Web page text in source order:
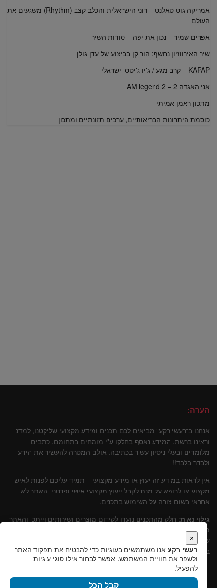
אמריקה גוט טאלנט – רוני הישראלית והכלב קצב (Rhythm) משגעים את
העולם
אפרים שמיר – נכון את יפה – סודות השיר
שיר האירווזיון נחשף: הוריקן בביצוע של עדן גולן
KAPAP – קרב מגע / ג'יו ג'יטסו ישראלי
אני האגדה 2 – I AM legend 2
מתכון ראמן אמיתי
כוסמת היתרונות הבריאותיים, ערכים תזונתיים ומתכון
הערה:
אנחנו ב"רעשי רקע" מביאים לכם תכנים ומידע מקצועי שליקטנו, למדנו
וראינו ברשת. המידע נאסף בחלקו ע"י מומחים בתחומם, כתבים
מלומדים ובעלי ניסיון עשיר בכתיבה. אולם המטרה להעשיר את הידע
ולבדר בלבד!!
אין לראות במידע זה יעוץ או מידע מקצועי – תמיד עליכם לפנות לאיש
מקצוע או לרופא על מנת לקבל ייעוץ מקצועי אישי ופרטני. האתר לא
אחראי בשום צורה על השימוש בתכנים.
גילוי נאות: חלק מהתכנים נועדו לקידום מוצרים ושירותים וייתכן והאתר
מקבל עליהם עמלות שונות. אולם, נבהיר, שתמיד עומדת מולנו טובתו
של הקורא ולכן תמיד נמליץ על שירותים ומוצרים שלדעתינו עומדים
בסטנרט איכותי וקידומם יכול להוות תרומה לקוראים.
×
רעשי רקע אנו משתמשים בעוגיות כדי להבטיח את תפקוד האתר
ולשפר את חוויית המשתמש. אפשר לבחור אילו סוגי עוגיות
להפעיל.
קבל הכל